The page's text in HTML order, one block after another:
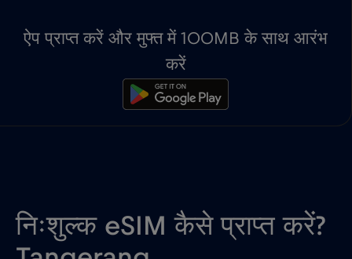
ऐप प्राप्त करें और मुफ्त में 100MB के साथ आरंभ
करें
निःशुल्क eSIM कैसे प्राप्त करें?